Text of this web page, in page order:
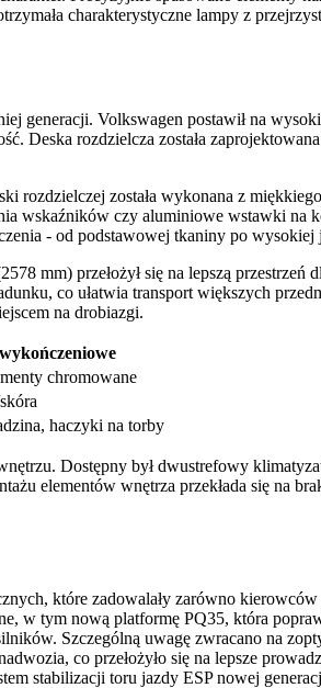
charakterystyczne lampy z
generacji. Volkswagen postawił na
Deska rozdzielcza została
rozdzielczej została wykonana z
wskaźników czy aluminiowe wstawki na
- od podstawowej tkaniny po
mm) przełożył się na lepszą
co ułatwia transport większych
na drobiazgi.
chromowane
haczyki na torby
Dostępny był dwustrefowy
elementów wnętrza przekłada się na
które zadowalały zarówno
w tym nową platformę PQ35, która
Szczególną uwagę zwracano na
co przełożyło się na lepsze
stabilizacji toru jazdy ESP nowej